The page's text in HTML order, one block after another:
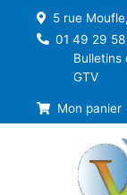
5 rue
01 49 29
Bulletins
GTV
Mon panier